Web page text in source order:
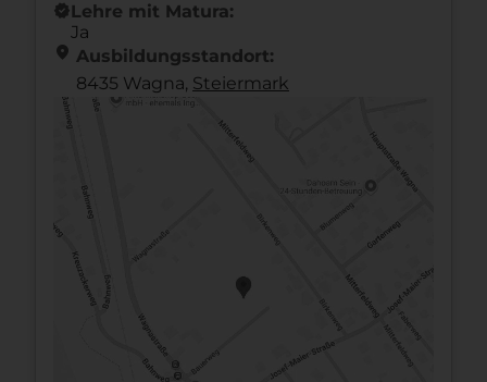
new_releasesLehre mit Matura:
Ja
location_on Ausbildungsstandort:
8435 Wagna, Steier­mark